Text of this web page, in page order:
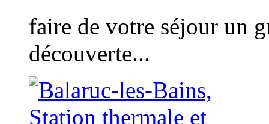
faire de votre séjour un
découverte...